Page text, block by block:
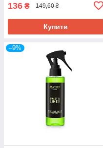
136 ₴ 149,60 ₴
Купити
–9%